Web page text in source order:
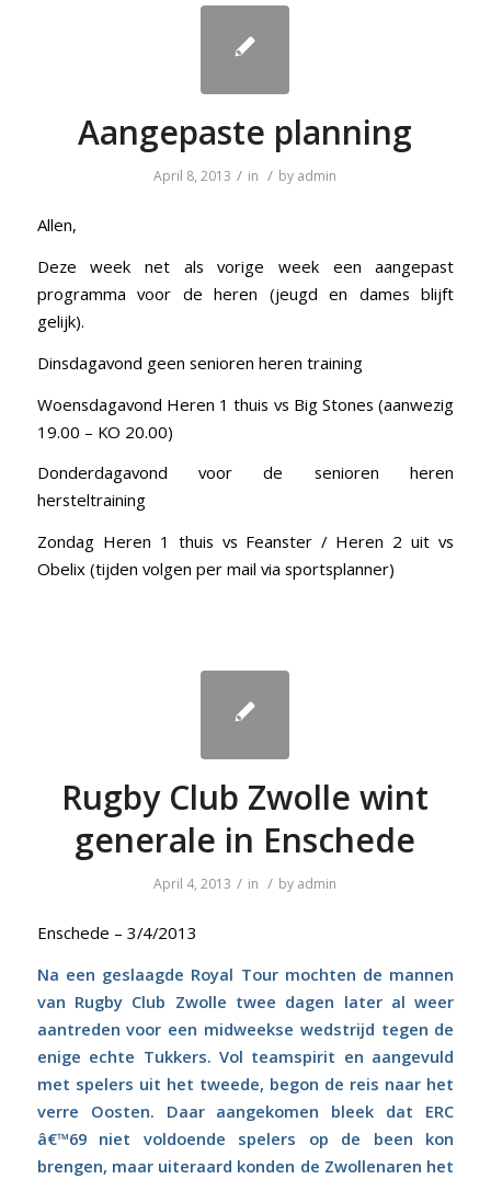
Aangepaste planning
April 8, 2013 / in / by admin
Allen,
Deze week net als vorige week een aangepast
programma voor de heren (jeugd en dames blijft
gelijk).
Dinsdagavond geen senioren heren training
Woensdagavond Heren 1 thuis vs Big Stones (aanwezig
19.00 – KO 20.00)
Donderdagavond voor de senioren heren
hersteltraining
Zondag Heren 1 thuis vs Feanster / Heren 2 uit vs
Obelix (tijden volgen per mail via sportsplanner)
Rugby Club Zwolle wint
generale in Enschede
April 4, 2013 / in / by admin
Enschede – 3/4/2013
Na een geslaagde Royal Tour mochten de mannen
van Rugby Club Zwolle twee dagen later al weer
aantreden voor een midweekse wedstrijd tegen de
enige echte Tukkers. Vol teamspirit en aangevuld
met spelers uit het tweede, begon de reis naar het
verre Oosten. Daar aangekomen bleek dat ERC
â€™69 niet voldoende spelers op de been kon
brengen, maar uiteraard konden de Zwollenaren het